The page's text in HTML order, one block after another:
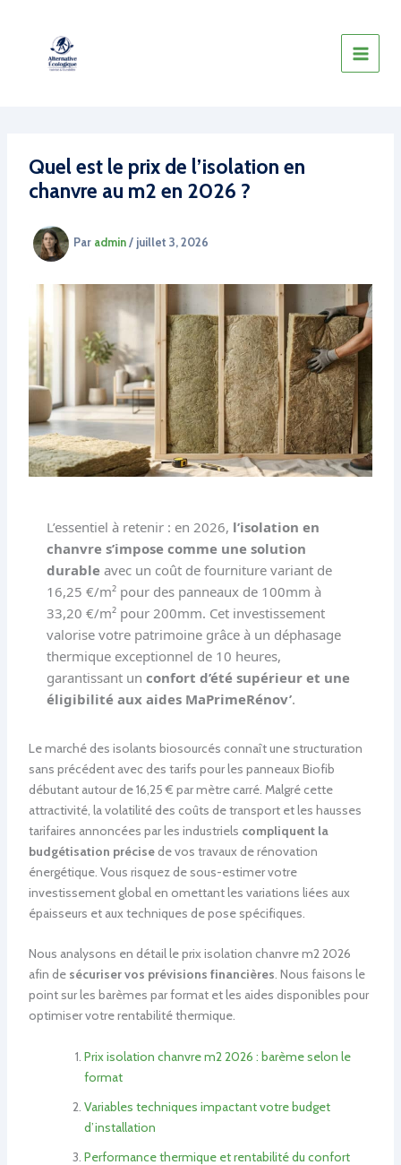
Quel est le prix de l’isolation en
chanvre au m2 en 2026 ?
Par admin/ juillet 3, 2026
L’essentiel à retenir : en 2026, l’isolation en
chanvre s’impose comme une solution
durable avec un coût de fourniture variant de
16,25 €/m² pour des panneaux de 100mm à
33,20 €/m² pour 200mm. Cet investissement
valorise votre patrimoine grâce à un déphasage
thermique exceptionnel de 10 heures,
garantissant un confort d’été supérieur et une
éligibilité aux aides MaPrimeRénov’.
Le marché des isolants biosourcés connaît une structuration
sans précédent avec des tarifs pour les panneaux Biofib
débutant autour de 16,25 € par mètre carré. Malgré cette
attractivité, la volatilité des coûts de transport et les hausses
tarifaires annoncées par les industriels compliquent la
budgétisation précisede vos travaux de rénovation
énergétique. Vous risquez de sous-estimer votre
investissement global en omettant les variations liées aux
épaisseurs et aux techniques de pose spécifiques.
Nous analysons en détail le prix isolation chanvre m2 2026
afin de sécuriser vos prévisions financières. Nous faisons le
point sur les barèmes par format et les aides disponibles pour
optimiser votre rentabilité thermique.
Prix isolation chanvre m2 2026 : barème selon le
format
Variables techniques impactant votre budget
d’installation
Performance thermique et rentabilité du confort